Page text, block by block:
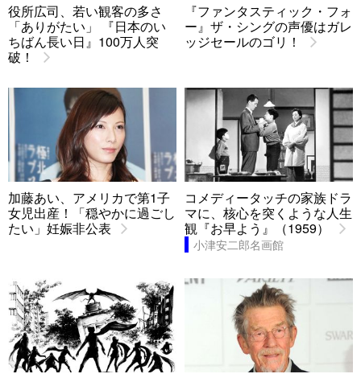
役所広司、若い観客の多さ
「ありがたい」 『日本のい
ちばん長い日』100万人突
破！
『ファンタスティック・フォ
ー』ザ・シングの声優はガレ
ッジセールのゴリ！
加藤あい、アメリカで第1子
女児出産！「穏やかに過ごし
たい」妊娠非公表
コメディータッチの家族ドラ
マに、核心を突くような人生
観『お早よう』（1959）
小津安二郎名画館